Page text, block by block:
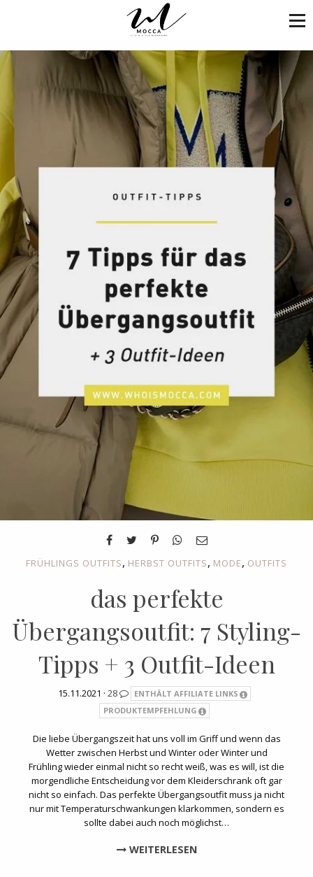
FRÜHLINGS OUTFITS, HERBST OUTFITS, MODE, OUTFITS
das perfekte
Übergangsoutfit: 7 Styling-
Tipps + 3 Outfit-Ideen
15.11.2021 · 28
ENTHÄLT AFFILIATE LINKS
PRODUKTEMPFEHLUNG
Die liebe Übergangszeit hat uns voll im Griff und wenn das
Wetter zwischen Herbst und Winter oder Winter und
Frühling wieder einmal nicht so recht weiß, was es will, ist die
morgendliche Entscheidung vor dem Kleiderschrank oft gar
nicht so einfach. Das perfekte Übergangsoutfit muss ja nicht
nur mit Temperaturschwankungen klarkommen, sondern es
sollte dabei auch noch möglichst…
WEITERLESEN